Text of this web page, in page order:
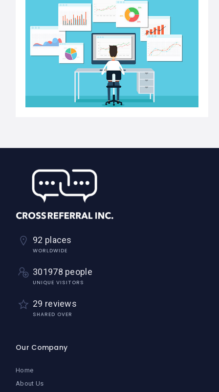
92 places
WORLDWIDE
301978 people
UNIQUE VISITORS
29 reviews
SHARED OVER
Our Company
Home
About Us